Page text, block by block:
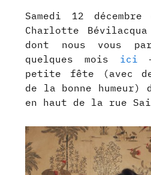
Samedi 12
Charlotte
dont nous vous
quelques mois ici
petite fête (avec
de la bonne humeur)
en haut de la rue